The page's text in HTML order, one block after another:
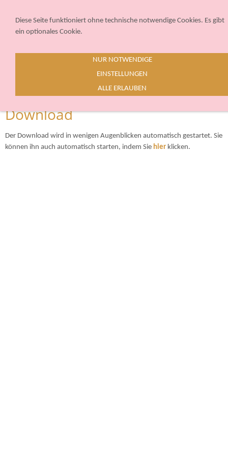
Geräte optimiert wurde.
Hinweis nicht mehr anzeigen
Download
Der Download wird in wenigen Augenblicken automatisch gestartet. Sie
können ihn auch automatisch starten, indem Sie hier klicken.
Diese Seite funktioniert ohne technische notwendige Cookies. Es gibt
ein optionales Cookie.
NUR NOTWENDIGE
EINSTELLUNGEN
ALLE ERLAUBEN